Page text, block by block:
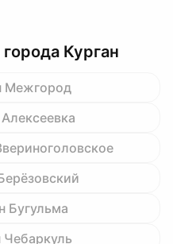
Курган
Межгород
Бугульма
Чебаркуль